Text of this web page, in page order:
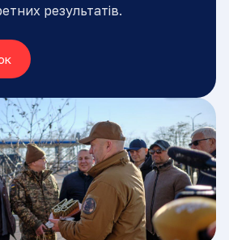
результатів.